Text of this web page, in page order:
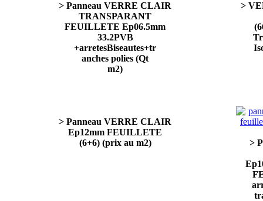
> Panneau VERRE CLAIR
TRANSPARANT
FEUILLETE Ep06.5mm
33.2PVB
+arretesBiseautes+tr
anches polies (Qt
m2)
>
> Panneau VERRE CLAIR
Ep12mm FEUILLETE
(6+6) (prix au m2)
>